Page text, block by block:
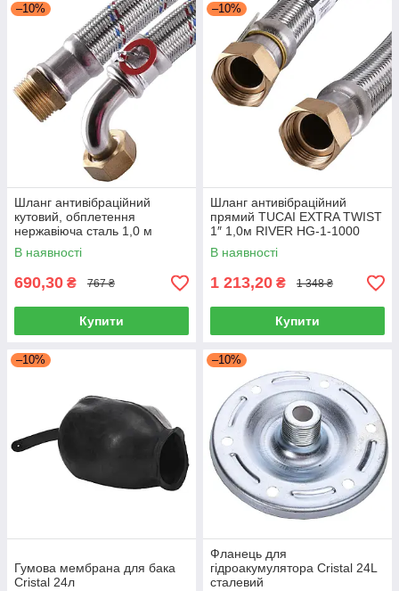
–10%
Шланг антивібраційний
кутовий, обплетення
нержавіюча сталь 1,0 м
SOLOMON 1" ЗВ HS3001,
Китай
В наявності
690,30 ₴ 767 ₴
Купити
–10%
Шланг антивібраційний
прямий TUCAI EXTRA TWIST
1″ 1,0м RIVER НG-1-1000
204734, обплетення
нержавіюча сталь, Іспанія
В наявності
1 213,20 ₴ 1 348 ₴
Купити
–10%
Гумова мембрана для бака
Сristal 24л
–10%
Фланець для
гідроакумулятора Cristal 24L
сталевий